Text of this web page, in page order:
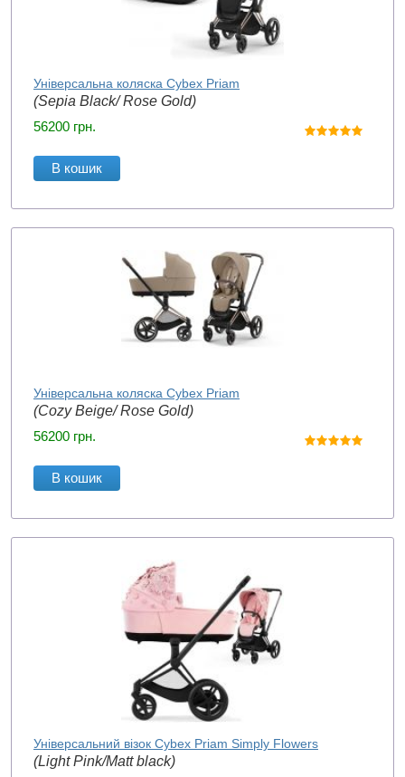
Універсальна коляска Cybex Priam
(Sepia Black/ Rose Gold)
56200 грн.
В кошик
Універсальна коляска Cybex Priam
(Cozy Beige/ Rose Gold)
56200 грн.
В кошик
Універсальний візок Cybex Priam Simply Flowers
(Light Pink/Matt black)